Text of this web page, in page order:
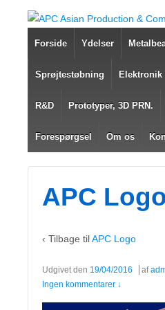
Forside Ydelser
Sprøjtestøbning Elektronik
R&D Prototyper, 3D PRN.
Forespørgsel Om os
APC
‹ Tilbage tilAPC Logo
Udgivet den 19/04/2016 af
Ingen kommentarer ↓